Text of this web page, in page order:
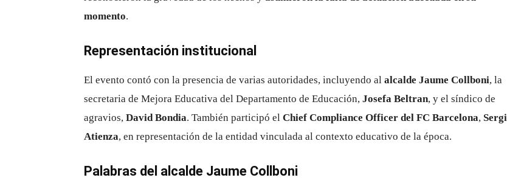
momento.
Representación institucional
El evento contó con la presencia de varias autoridades, incluyendo al alcalde Jaume Collboni, la
secretaria de Mejora Educativa del Departamento de Educación, Josefa Beltran, y el síndico de
agravios, David Bondia. También participó el Chief Compliance Officer del FC Barcelona, Sergi
Atienza, en representación de la entidad vinculada al contexto educativo de la época.
Palabras del alcalde Jaume Collboni